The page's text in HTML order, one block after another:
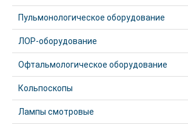
Пульмонологическое оборудование
ЛОР-оборудование
Офтальмологическое оборудование
Кольпоскопы
Лампы смотровые